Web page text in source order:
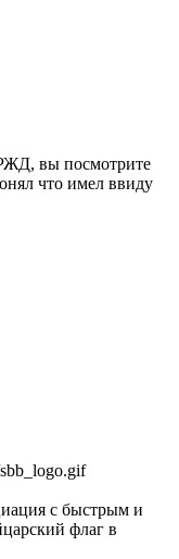
вы посмотрите
что имел ввиду
с быстрым и
флаг в